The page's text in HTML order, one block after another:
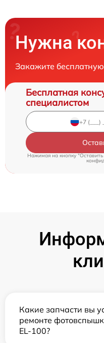
Нужна
Закажите
Бесплатная
специалистом
Нажимая на кнопку
Какие запчасти вы
ремонте
EL-100?